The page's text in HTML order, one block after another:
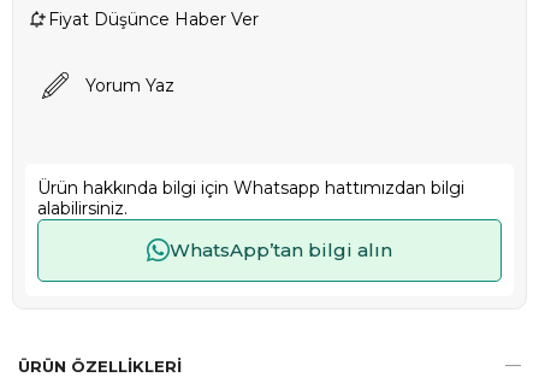
Fiyat Düşünce Haber Ver
Yorum Yaz
Ürün hakkında bilgi için Whatsapp hattımızdan bilgi
alabilirsiniz.
WhatsApp’tan bilgi alın
ÜRÜN ÖZELLIKLERI